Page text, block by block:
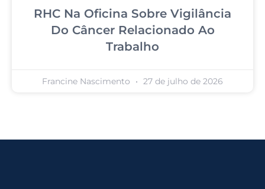
RHC Na Oficina Sobre Vigilância
Do Câncer Relacionado Ao
Trabalho
Francine Nascimento 27 de julho de 2026